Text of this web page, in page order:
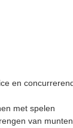
en
met spelen
van